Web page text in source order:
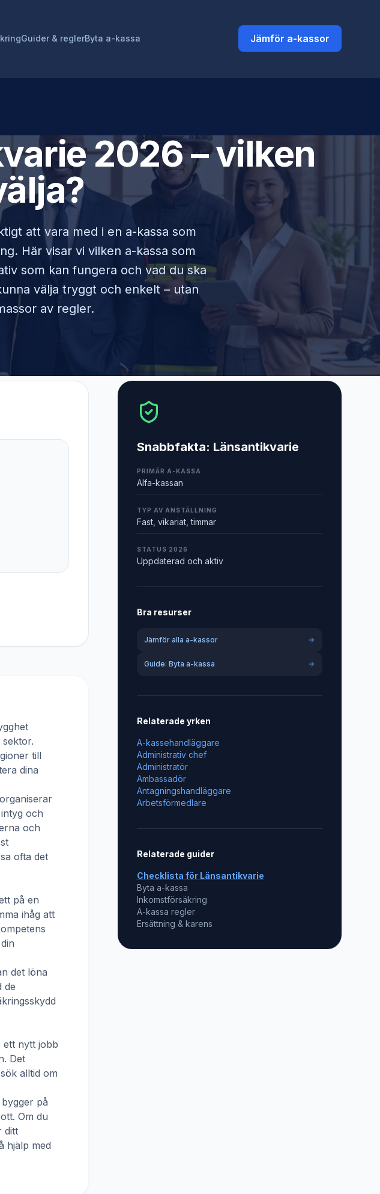
Guider & reglerByta a-kassa Jämför a-kassor
2026 – vilken
att vara med i en a-kassa som
Här visar vi vilken a-kassa som
som kan fungera och vad du ska
välja tryggt och enkelt – utan
av regler.
till
dina
och
och
ofta det
på en
ihåg att
det löna
de
ett nytt jobb
Det
alltid om
på
Om du
ditt
hjälp med
Snabbfakta: Länsantikvarie
PRIMÄR A-KASSA
Alfa-kassan
TYP AV ANSTÄLLNING
Fast, vikariat, timmar
STATUS 2026
Uppdaterad och aktiv
Bra resurser
Jämför alla a-kassor
Guide: Byta a-kassa
Relaterade yrken
A-kassehandläggare
Administrativ chef
Administratör
Ambassadör
Antagningshandläggare
Arbetsförmedlare
Relaterade guider
Checklista för Länsantikvarie
Byta a-kassa
Inkomstförsäkring
A-kassa regler
Ersättning & karens